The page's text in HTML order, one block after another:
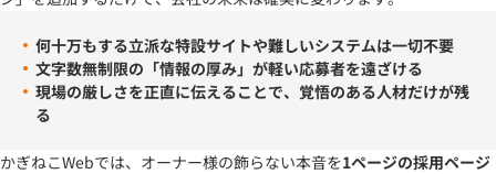
何十万もする立派な特設サイトや難しいシステムは一切不要
文字数無制限の「情報の厚み」が軽い応募者を遠ざける
現場の厳しさを正直に伝えることで、覚悟のある人材だけが残
る
かぎねこWebでは、オーナー様の飾らない本音を1ページの採用ページ